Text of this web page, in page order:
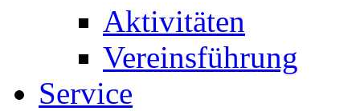
Aktivitäten
Vereinsführung
Service